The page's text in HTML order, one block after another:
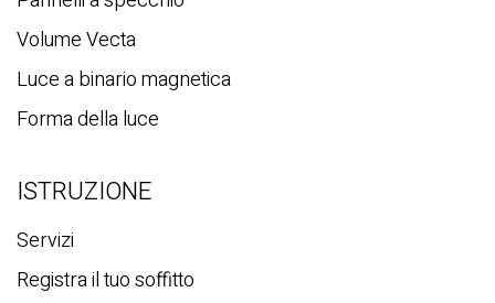
Volume Vecta
Luce a binario magnetica
Forma della luce
ISTRUZIONE
Servizi
Registra il tuo soffitto